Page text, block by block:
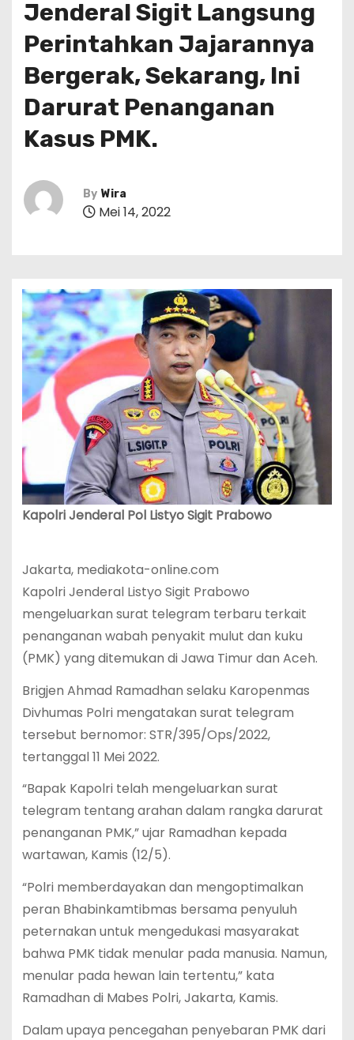
Jenderal Sigit Langsung
Perintahkan Jajarannya
Bergerak, Sekarang, Ini
Darurat Penanganan
Kasus PMK.
By Wira
Mei 14, 2022
Kapolri Jenderal Pol Listyo Sigit Prabowo
Jakarta, mediakota-online.com
Kapolri Jenderal Listyo Sigit Prabowo
mengeluarkan surat telegram terbaru terkait
penanganan wabah penyakit mulut dan kuku
(PMK) yang ditemukan di Jawa Timur dan Aceh.
Brigjen Ahmad Ramadhan selaku Karopenmas
Divhumas Polri mengatakan surat telegram
tersebut bernomor: STR/395/Ops/2022,
tertanggal 11 Mei 2022.
“Bapak Kapolri telah mengeluarkan surat
telegram tentang arahan dalam rangka darurat
penanganan PMK,” ujar Ramadhan kepada
wartawan, Kamis (12/5).
“Polri memberdayakan dan mengoptimalkan
peran Bhabinkamtibmas bersama penyuluh
peternakan untuk mengedukasi masyarakat
bahwa PMK tidak menular pada manusia. Namun,
menular pada hewan lain tertentu,” kata
Ramadhan di Mabes Polri, Jakarta, Kamis.
Dalam upaya pencegahan penyebaran PMK dari